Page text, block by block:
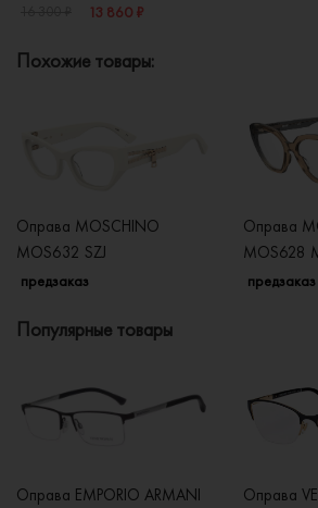
13 860 ₽
Похожие товары:
Оправа MOSCHINO
MOS632 SZJ
предзаказ
Оправа
MOS628
предзаказ
Популярные товары
Оправа EMPORIO ARMANI
Оправа